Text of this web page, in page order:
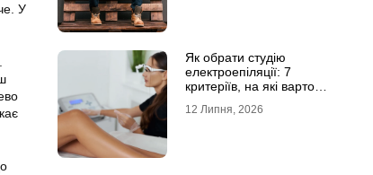
У
Як обрати студію
електроепіляції: 7
критеріїв, на які варто
12 Липня, 2026